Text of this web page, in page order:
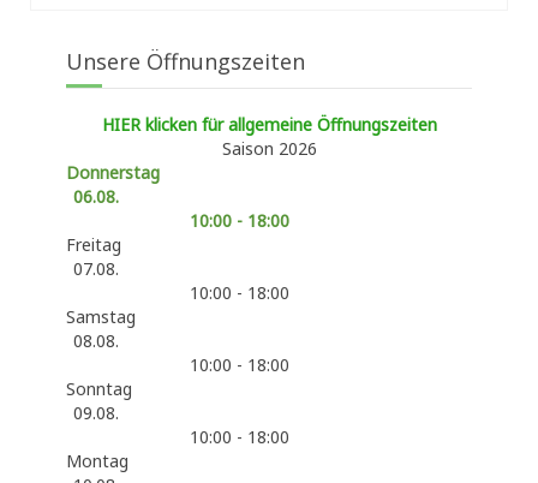
Unsere Öffnungszeiten
HIER klicken für allgemeine Öffnungszeiten
Saison 2026
Donnerstag
06.08.
10:00 - 18:00
Freitag
07.08.
10:00 - 18:00
Samstag
08.08.
10:00 - 18:00
Sonntag
09.08.
10:00 - 18:00
Montag